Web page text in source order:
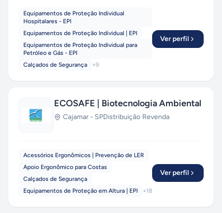
Equipamentos de Proteção Individual
Hospitalares - EPI
Equipamentos de Proteção Individual | EPI
Equipamentos de Proteção Individual para
Petróleo e Gás - EPI
Calçados de Segurança
+9
Ver perfil
ECOSAFE | Biotecnologia Ambiental
Cajamar - SPDistribuição·Revenda
Acessórios Ergonômicos | Prevenção de LER
Apoio Ergonômico para Costas
Calçados de Segurança
Equipamentos de Proteção em Altura | EPI
+18
Ver perfil